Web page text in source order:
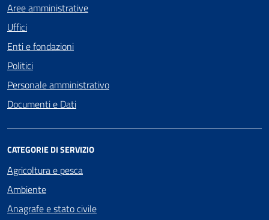
Aree amministrative
Uffici
Enti e fondazioni
Politici
Personale amministrativo
Documenti e Dati
CATEGORIE DI SERVIZIO
Agricoltura e pesca
Ambiente
Anagrafe e stato civile